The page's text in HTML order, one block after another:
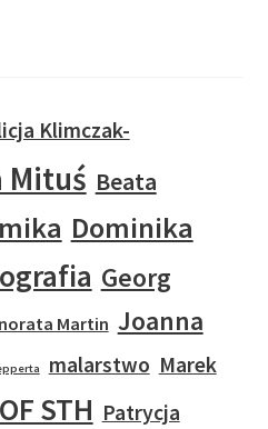
Klimczak-
Mituś Beata
Dominika
Georg
Martin Joanna
malarstwo Marek
STH Patrycja